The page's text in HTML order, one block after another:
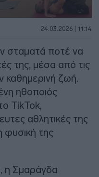
24.03.2026 | 11:14
σταματά ποτέ να
της, μέσα από τις
καθημερινή ζωή.
ηθοποιός
TikTok,
αθλητικές της
φυσική της
η Σμαράγδα